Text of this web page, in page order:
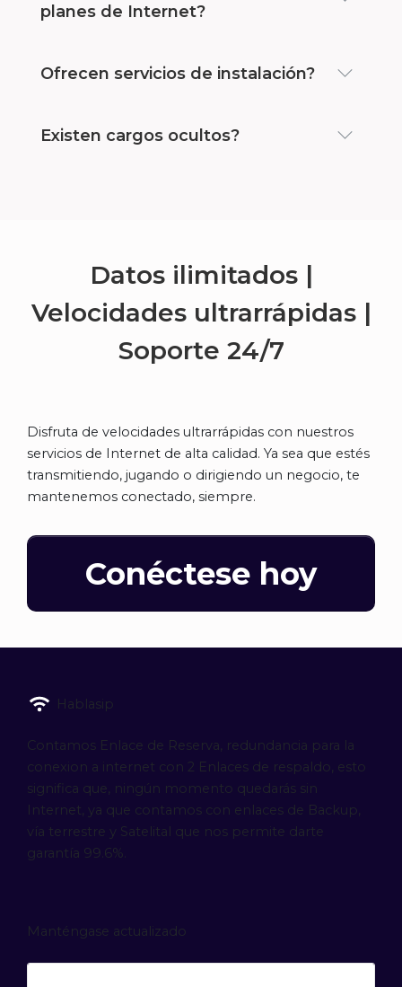
planes de Internet?
Ofrecen servicios de instalación?
Existen cargos ocultos?
Datos ilimitados |
Velocidades ultrarrápidas |
Soporte 24/7
Disfruta de velocidades ultrarrápidas con nuestros
servicios de Internet de alta calidad. Ya sea que estés
transmitiendo, jugando o dirigiendo un negocio, te
mantenemos conectado, siempre.
Conéctese hoy
Hablasip
Contamos Enlace de Reserva, redundancia para la
conexion a internet con 2 Enlaces de respaldo, esto
significa que, ningún momento quedarás sin
Internet, ya que contamos con enlaces de Backup,
vía terrestre y Satelital que nos permite darte
garantía 99.6%.
Manténgase actualizado